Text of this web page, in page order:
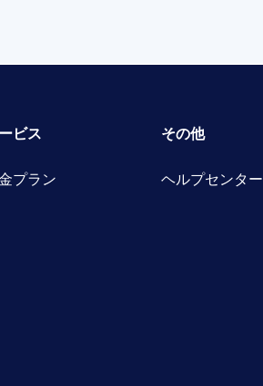
ビス
プラン
その他
ヘルプセンター